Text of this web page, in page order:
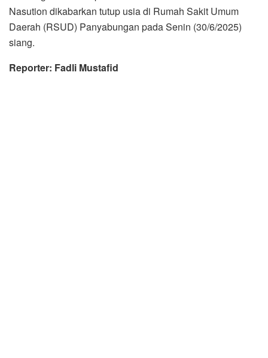
Nasution dikabarkan tutup usia di Rumah Sakit Umum
Daerah (RSUD) Panyabungan pada Senin (30/6/2025)
siang.
Reporter: Fadli Mustafid